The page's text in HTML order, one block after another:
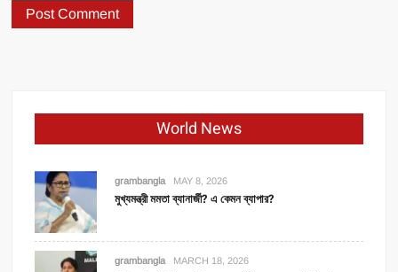
World News
grambangla MAY 8, 2026
মুখ্যমন্ত্রী মমতা ব্যানার্জী? এ কেমন ব্যাপার?
grambangla MARCH 18, 2026